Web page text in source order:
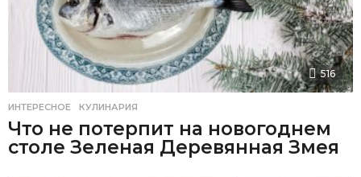
516
ИНТЕРЕСНОЕ ,КУЛИНАРИЯ
Что не потерпит на новогоднем
столе Зеленая Деревянная Змея